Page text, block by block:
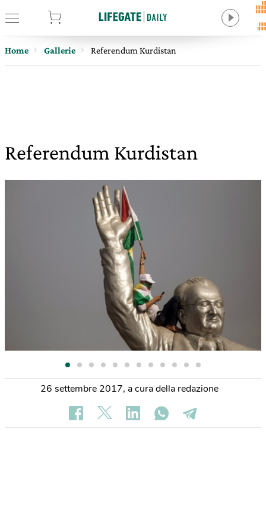
Home Gallerie Referendum Kurdistan
Referendum Kurdistan
26 settembre 2017, a cura della redazione